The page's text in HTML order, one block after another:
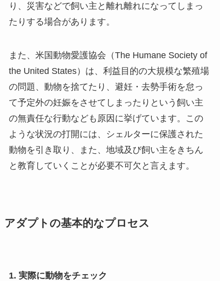
り、災害などで飼い主と離れ離れになってしまっ
たりする場合があります。
また、米国動物愛護協会（The Humane Society of
the United States）は、利益目的の大規模な繁殖場
の問題、動物を捨てたり、避妊・去勢手術を怠っ
て予定外の妊娠をさせてしまったりという飼い主
の無責任な行動なども原因に挙げています。この
ような状況の打開には、シェルターに保護された
動物を引き取り、また、地域及び飼い主をきちん
と教育していくことが必要不可欠と言えます。
アダプトの基本的なプロセス
1. 実際に動物をチェック